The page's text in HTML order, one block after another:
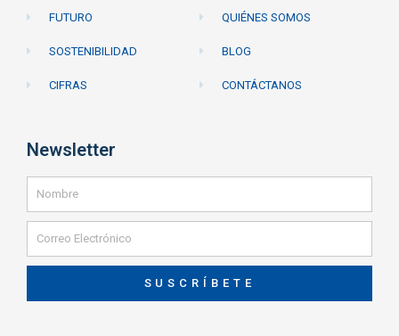
FUTURO
SOSTENIBILIDAD
CIFRAS
QUIÉNES SOMOS
BLOG
CONTÁCTANOS
Newsletter
SUSCRÍBETE